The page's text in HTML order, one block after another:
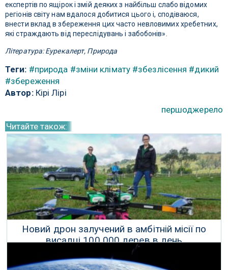
експертів по ящірок і змій деяких з найбільш слабо відомих
регіонів світу нам вдалося добитися цього і, сподіваюся,
внести вклад в збереження цих часто невловимих хребетних,
які страждають від переслідувань і забобонів».
Література: Еурекалерт, Природа
Теги: #природа #зміни клімату #збезлісення #дикий
#збереження
Автор:Кірі Лірі
першоджерело
Читайте також:
Новий дрон залучений в амбітній місії по
висадці 100 000 дерев в день
28 Червня 2017 р.